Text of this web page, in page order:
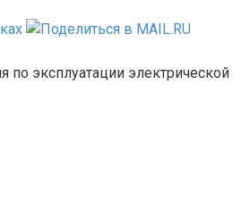
по эксплуатации электрической